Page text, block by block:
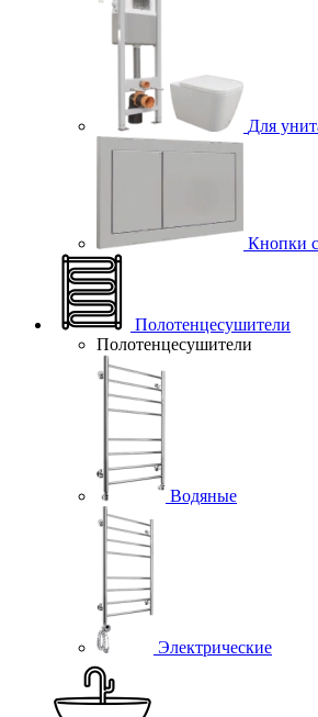
Для
Кнопки
Полотенцесушители
Полотенцесушители
Водяные
Электрические